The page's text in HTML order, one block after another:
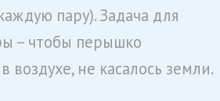
пару). Задача для
– чтобы перышко
воздухе, не касалось земли.